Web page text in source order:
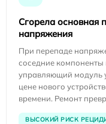
Сгорела основная
напряжения
При перепаде
соседние компоненты
управляющий модуль
цене нового
времени. Ремонт
ВЫСОКИЙ РИСК